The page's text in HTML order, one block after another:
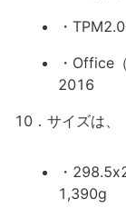
・
・Office
2016
10．サイズは、
・
1,390g